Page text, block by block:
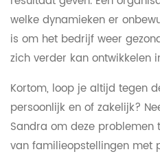
welke dynamieken er
is om het bedrijf weer
zich verder kan ontwikkelen
Kortom, loop je altijd tegen
persoonlijk en of zakelijk?
Sandra om deze
van familieopstellingen met